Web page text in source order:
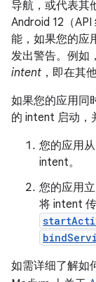
导航，或代表其
Android 12（
能，如果您的应
发出警告。例如
intent ，即在其
如果您的应用同
的 intent 启动，
您的应用
intent。
您的应用
将 intent
如需详细了解如